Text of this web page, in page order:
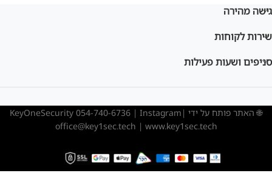
גישה מהירה
שירות לקוחות
סניפים ושעות פעילות
🌐 האתר פותח על ידי KeyOneSecurity 054-740-6736 | Instagram|
office@key1sec.tech | www.key1sec.tech